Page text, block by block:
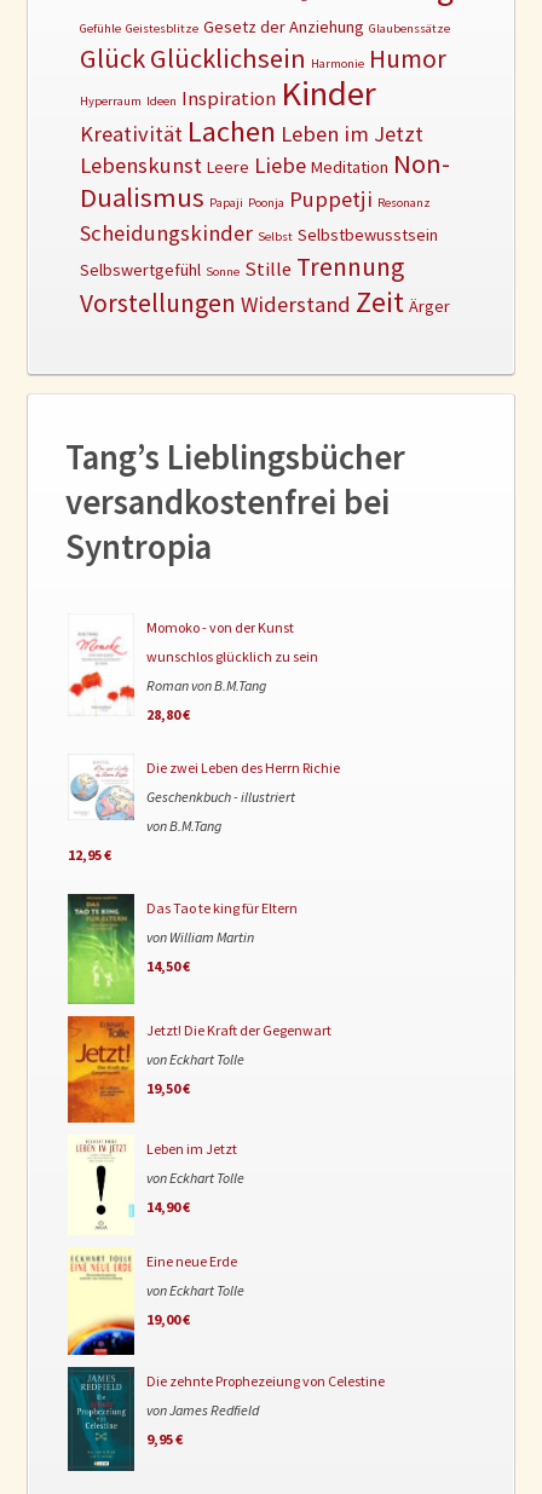
Gefühle Geistesblitze Gesetz der Anziehung Glaubenssätze
GlückGlücklichsein Harmonie Humor
Hyperraum Ideen Inspiration Kinder
Kreativität Lachen Leben im Jetzt
Lebenskunst Leere Liebe Meditation Non-
Dualismus Papaji Poonja Puppetji Resonanz
Scheidungskinder Selbst Selbstbewusstsein
Selbswertgefühl Sonne Stille Trennung
Vorstellungen Widerstand Zeit Ärger
Tang’s Lieblingsbücher
versandkostenfrei bei
Syntropia
Momoko - von der Kunst
wunschlos glücklich zu sein
Roman von B.M.Tang
28,80 €
Die zwei Leben des Herrn Richie
Geschenkbuch - illustriert
von B.M.Tang
12,95 €
Das Tao te king für Eltern
von William Martin
14,50 €
Jetzt! Die Kraft der Gegenwart
von Eckhart Tolle
19,50 €
Leben im Jetzt
von Eckhart Tolle
14,90 €
Eine neue Erde
von Eckhart Tolle
19,00 €
Die zehnte Prophezeiung von Celestine
von James Redfield
9,95 €